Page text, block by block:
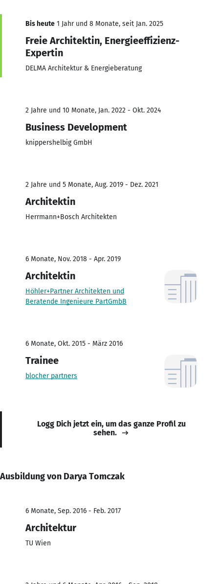
Bis heute 1 Jahr und 8 Monate, seit Jan. 2025
Freie Architektin, Energieeffizienz-
Expertin
DELMA Architektur & Energieberatung
2 Jahre und 10 Monate, Jan. 2022 - Okt. 2024
Business Development
knippershelbig GmbH
2 Jahre und 5 Monate, Aug. 2019 - Dez. 2021
Architektin
Herrmann+Bosch Architekten
6 Monate, Nov. 2018 - Apr. 2019
Architektin
Höhler+Partner Architekten und
Beratende Ingenieure PartGmbB
6 Monate, Okt. 2015 - März 2016
Trainee
blocher partners
Logg Dich jetzt ein, um das ganze Profil zu
sehen.
Ausbildung von Darya Tomczak
6 Monate, Sep. 2016 - Feb. 2017
Architektur
TU Wien